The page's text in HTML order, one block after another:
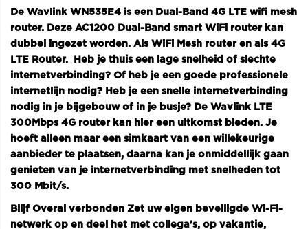
De Wavlink WN535E4 is een Dual-Band 4G LTE wifi mesh
router. Deze AC1200 Dual-Band smart WiFi router kan
dubbel ingezet worden. Als WiFi Mesh router en als 4G
LTE Router. Heb je thuis een lage snelheid of slechte
internetverbinding? Of heb je een goede professionele
internetlijn nodig? Heb je een snelle internetverbinding
nodig in je bijgebouw of in je busje? De Wavlink LTE
300Mbps 4G router kan hier een uitkomst bieden. Je
hoeft alleen maar een simkaart van een willekeurige
aanbieder te plaatsen, daarna kan je onmiddellijk gaan
genieten van je internetverbinding met snelheden tot
300 Mbit/s.
Blijf Overal verbonden Zet uw eigen beveiligde Wi-Fi-
netwerk op en deel het met collega's, op vakantie,